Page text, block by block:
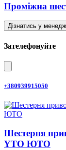
Проміжна
Дізнатись у
Зателефонуйте
+380939915050
Шестерня
YTO ЮТО